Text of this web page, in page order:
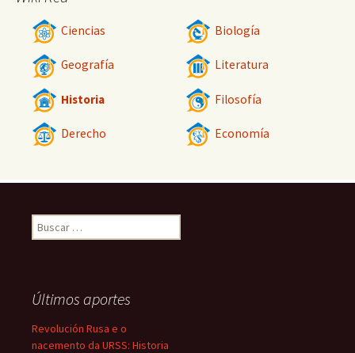
Ciencias Biología
Geografía Literatura
Historia Filosofía
Derecho Economía
Buscar:
Últimos aportes
Revolución Rusa e o
nacemento da URSS: Historia